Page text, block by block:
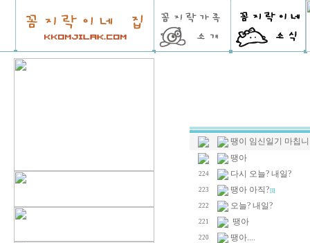
땡이 임신일기 마칩
땡아
224 다시 오늘? 내일?
223 땡아 아직? [1]
222 오늘? 내일?
221 땡아
220 땡아....